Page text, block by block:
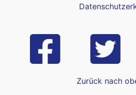
Zurück nach